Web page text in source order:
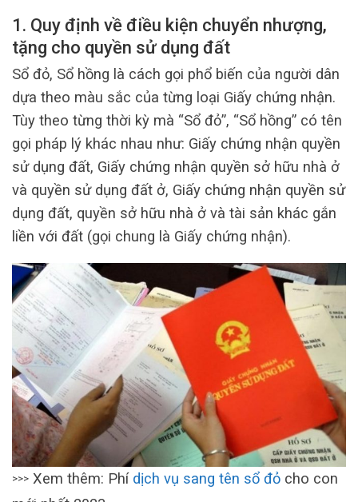
1. Quy định về điều kiện chuyển nhượng,
tặng cho quyền sử dụng đất
Sổ đỏ, Sổ hồng là cách gọi phổ biến của người dân
dựa theo màu sắc của từng loại Giấy chứng nhận.
Tùy theo từng thời kỳ mà “Sổ đỏ”, “Sổ hồng” có tên
gọi pháp lý khác nhau như: Giấy chứng nhận quyền
sử dụng đất, Giấy chứng nhận quyền sở hữu nhà ở
và quyền sử dụng đất ở, Giấy chứng nhận quyền sử
dụng đất, quyền sở hữu nhà ở và tài sản khác gắn
liền với đất (gọi chung là Giấy chứng nhận).
>>> Xem thêm: Phí dịch vụ sang tên sổ đỏ cho con